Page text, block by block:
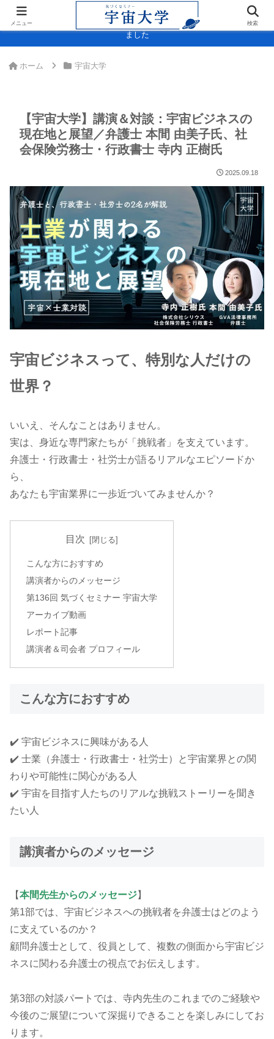
＞＞内閣府「宇宙スキル標準(決定版)」に宇宙大学・宇宙検定が掲載され
ました
ホーム 宇宙大学
【宇宙大学】講演＆対談：宇宙ビジネスの
現在地と展望／弁護士 本間 由美子氏、社
会保険労務士・行政書士 寺内 正樹氏
2025.09.18
宇宙ビジネスって、特別な人だけの
世界？
いいえ、そんなことはありません。
実は、身近な専門家たちが「挑戦者」を支えています。
弁護士・行政書士・社労士が語るリアルなエピソードか
ら、
あなたも宇宙業界に一歩近づいてみませんか？
目次
こんな方におすすめ
講演者からのメッセージ
第136回 気づくセミナー 宇宙大学
アーカイブ動画
レポート記事
講演者＆司会者 プロフィール
こんな方におすすめ
✔️ 宇宙ビジネスに興味がある人
✔️ 士業（弁護士・行政書士・社労士）と宇宙業界との関
わりや可能性に関心がある人
✔️ 宇宙を目指す人たちのリアルな挑戦ストーリーを聞き
たい人
講演者からのメッセージ
【本間先生からのメッセージ】
第1部では、宇宙ビジネスへの挑戦者を弁護士はどのよう
に支えているのか？
顧問弁護士として、役員として、複数の側面から宇宙ビジ
ネスに関わる弁護士の視点でお伝えします。
第3部の対談パートでは、寺内先生のこれまでのご経験や
今後のご展望について深掘りできることを楽しみにしてお
ります。
メニュー 検索